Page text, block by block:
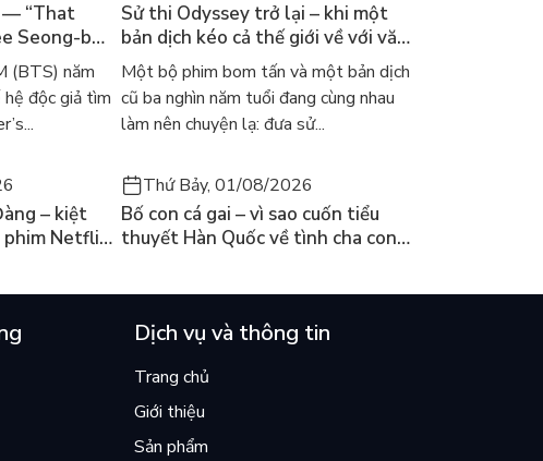
— “That
Seong-bok
4 năm
(BTS) năm
độc giả tìm
Sử thi Odyssey trở lại – khi một
bản dịch kéo cả thế giới về với văn
học kinh điển
Một bộ phim bom tấn và một bản dịch
cũ ba nghìn năm tuổi đang cùng nhau
làm nên chuyện lạ: đưa sử...
– kiệt
Netflix
Thứ Bảy, 01/08/2026
Bố con cá gai – vì sao cuốn tiểu
thuyết Hàn Quốc về tình cha con
Dịch vụ và thông tin
Trang chủ
Giới thiệu
Sản phẩm